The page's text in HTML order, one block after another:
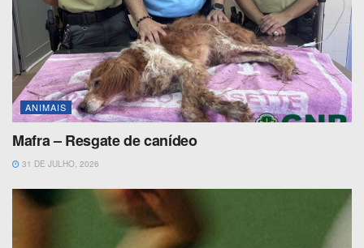
ANIMAIS
Mafra – Resgate de canídeo
31 DE JULHO, 2026